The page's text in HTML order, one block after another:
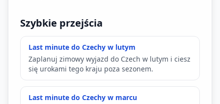
Szybkie przejścia
Last minute do Czechy w lutym
Zaplanuj zimowy wyjazd do Czech w lutym i ciesz
się urokami tego kraju poza sezonem.
Last minute do Czechy w marcu